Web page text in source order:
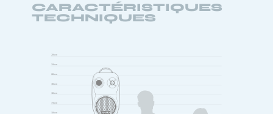
CARACTÉRISTIQUES
TECHNIQUES